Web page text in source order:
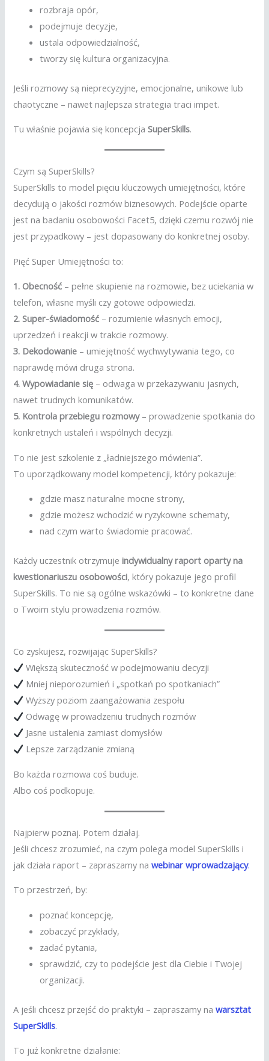
rozbraja opór,
podejmuje decyzje,
ustala odpowiedzialność,
tworzy się kultura organizacyjna.
Jeśli rozmowy są nieprecyzyjne, emocjonalne, unikowe lub
chaotyczne – nawet najlepsza strategia traci impet.
Tu właśnie pojawia się koncepcjaSuperSkills.
Czym są SuperSkills?
SuperSkills to model pięciu kluczowych umiejętności, które
decydują o jakości rozmów biznesowych. Podejście oparte
jest na badaniu osobowości Facet5, dzięki czemu rozwój nie
jest przypadkowy – jest dopasowany do konkretnej osoby.
Pięć Super Umiejętności to:
1. Obecność – pełne skupienie na rozmowie, bez uciekania w
telefon, własne myśli czy gotowe odpowiedzi.
2. Super-świadomość – rozumienie własnych emocji,
uprzedzeń i reakcji w trakcie rozmowy.
3. Dekodowanie – umiejętność wychwytywania tego, co
naprawdę mówi druga strona.
4. Wypowiadanie się – odwaga w przekazywaniu jasnych,
nawet trudnych komunikatów.
5. Kontrola przebiegu rozmowy– prowadzenie spotkania do
konkretnych ustaleń i wspólnych decyzji.
To nie jest szkolenie z „ładniejszego mówienia”.
To uporządkowany model kompetencji, który pokazuje:
gdzie masz naturalne mocne strony,
gdzie możesz wchodzić w ryzykowne schematy,
nad czym warto świadomie pracować.
Każdy uczestnik otrzymujeindywidualny raport oparty na
kwestionariuszu osobowości, który pokazuje jego profil
SuperSkills. To nie są ogólne wskazówki – to konkretne dane
o Twoim stylu prowadzenia rozmów.
Co zyskujesz, rozwijając SuperSkills?
Większą skuteczność w podejmowaniu decyzji
Mniej nieporozumień i „spotkań po spotkaniach”
Wyższy poziom zaangażowania zespołu
Odwagę w prowadzeniu trudnych rozmów
Jasne ustalenia zamiast domysłów
Lepsze zarządzanie zmianą
Bo każda rozmowa coś buduje.
Albo coś podkopuje.
Najpierw poznaj. Potem działaj.
Jeśli chcesz zrozumieć, na czym polega model SuperSkills i
jak działa raport – zapraszamy nawebinar wprowadzający.
To przestrzeń, by:
poznać koncepcję,
zobaczyć przykłady,
zadać pytania,
sprawdzić, czy to podejście jest dla Ciebie i Twojej
organizacji.
A jeśli chcesz przejść do praktyki – zapraszamy nawarsztat
SuperSkills.
To już konkretne działanie: